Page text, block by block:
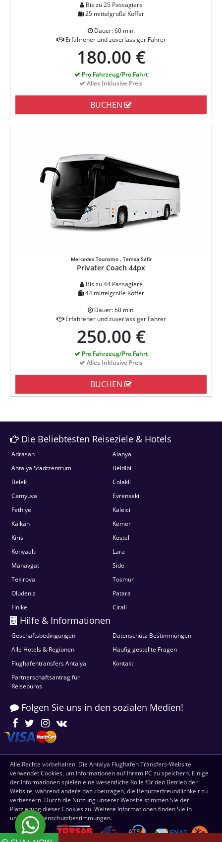
Bis zu 25 Passagiere
25 mittelgroße Koffer
Dauer: 60 min.
Erfahrener und zuverlässiger Fahrer
180.00 €
Pro Fahrzeug/Pro Fahrt
Alles Inklusive Preis
BUCHEN
Mercedes Tourismo , Temsa Safir
Privater Coach 44px
Bis zu 44 Passagiere
44 mittelgroße Koffer
Dauer: 60 min.
Erfahrener und zuverlässiger Fahrer
250.00 €
Pro Fahrzeug/Pro Fahrt
Alles Inklusive Preis
BUCHEN
Die Beliebtesten Reiseziele & Hotels
Adrasan
Alanya
Antalya Stadtzentrum
Beldibi
Belek
Colakli
Camyuva
Evrenseki
Fethiye
Kaleici
Kalkan
Kemer
Kiris
Kestel
Konyaalti
Lara
Manavgat
Side
Tekirova
Tosmur
Oludeniz
Patara
Finike
Cirali
Hilfe & Informationen
Geschäftsbedingungen
Datenschutz-Bestimmungen
Alle Hotels & Regionen
Häufig gestellte Fragen
Flughafentransfers Antalya
Kontakt
Partnerschaftsantrag für
Reisebüros
Folgen Sie uns in den sozialen Medien!
Alle Rechte vorbehalten. Die Antalya Flughafen Transfers-Website
verwendet Cookies, um Informationen auf Ihrem PC zu speichern. Einige
der Informationen spielen eine wesentliche Rolle für den Betrieb der
Website, während andere dazu beitragen, die Benutzerfreundlichkeit zu
verbessern. Durch die Nutzung unserer Website stimmen Sie der
Platzierung dieser Cookies zu. Weitere Informationen finden Sie in
unseren Datenschutzbestimmungen.